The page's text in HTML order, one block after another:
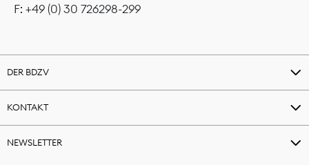
F: +49 (0) 30 726298-299
DER BDZV
KONTAKT
NEWSLETTER